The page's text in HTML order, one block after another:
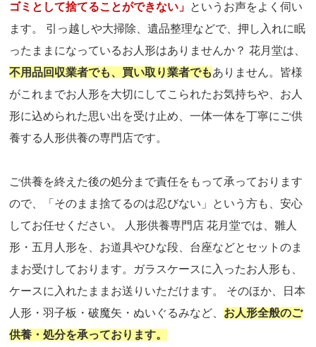
ゴミとして捨てることができない」 というお声をよく伺い
ます。 引っ越しや大掃除、遺品整理などで、押し入れに眠
ったままになっているお人形はありませんか？ 花月堂は、
不用品回収業者でも、買い取り業者でもありません。皆様
がこれまでお人形を大切にしてこられたお気持ちや、お人
形に込められた思い出を受け止め、一体一体を丁寧にご供
養する人形供養の専門店です。
ご供養を終えた後の処分まで責任をもって承っております
ので、「そのまま捨てるのは忍びない」という方も、安心
してお任せください。 人形供養専門店 花月堂では、雛人
形・五月人形を、お道具やひな段、台座などとセットのま
まお受けしております。ガラスケースに入ったお人形も、
ケースに入れたままお送りいただけます。 そのほか、日本
人形・羽子板・破魔矢・ぬいぐるみなど、 お人形全般のご
供養・処分を承っております。